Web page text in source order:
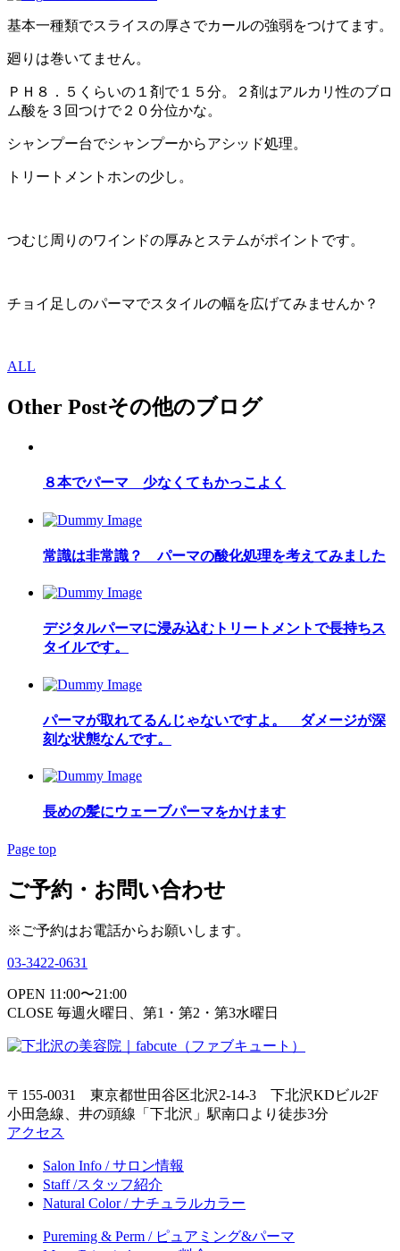
基本一種類でスライスの厚さでカールの強弱をつけてます。
廻りは巻いてません。
ＰＨ８．５くらいの１剤で１５分。２剤はアルカリ性のブロ
ム酸を３回つけで２０分位かな。
シャンプー台でシャンプーからアシッド処理。
トリートメントホンの少し。
つむじ周りのワインドの厚みとステムがポイントです。
チョイ足しのパーマでスタイルの幅を広げてみませんか？
ALL
Other Postその他のブログ
８本でパーマ 少なくてもかっこよく
常識は非常識？ パーマの酸化処理を考えてみました
デジタルパーマに浸み込むトリートメントで長持ちス
タイルです。
パーマが取れてるんじゃないですよ。 ダメージが深
刻な状態なんです。
長めの髪にウェーブパーマをかけます
Page top
ご予約・お問い合わせ
※ご予約はお電話からお願いします。
03-3422-0631
OPEN 11:00〜21:00
CLOSE 毎週火曜日、第1・第2・第3水曜日
〒155-0031 東京都世田谷区北沢2-14-3 下北沢KDビル2F
小田急線、井の頭線「下北沢」駅南口より徒歩3分
アクセス
Salon Info / サロン情報
Staff /スタッフ紹介
Natural Color / ナチュラルカラー
Pureming & Perm / ピュアミング&パーマ